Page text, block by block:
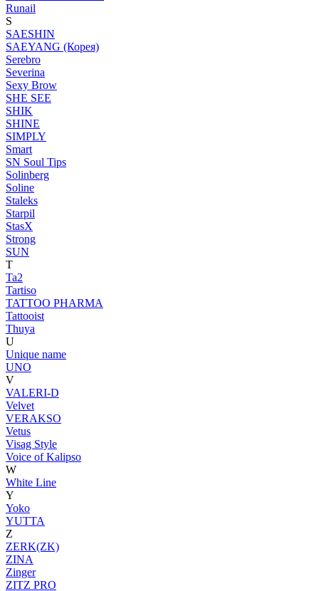
Runail
S
SAESHIN
SAEYANG (Корея)
Serebro
Severina
Sexy Brow
SHE SEE
SHIK
SHINE
SIMPLY
Smart
SN Soul Tips
Solinberg
Soline
Staleks
Starpil
StasX
Strong
SUN
T
Ta2
Tartiso
TATTOO PHARMA
Tattooist
Thuya
U
Unique name
UNO
V
VALERI-D
Velvet
VERAKSO
Vetus
Visag Style
Voice of Kalipso
W
White Line
Y
Yoko
YUTTA
Z
ZERK(ZK)
ZINA
Zinger
ZITZ PRO